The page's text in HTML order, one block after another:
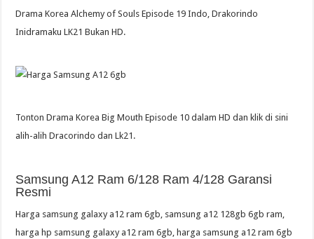
Drama Korea Alchemy of Souls Episode 19 Indo, Drakorindo
Inidramaku LK21 Bukan HD.
Tonton Drama Korea Big Mouth Episode 10 dalam HD dan klik di sini
alih-alih Dracorindo dan Lk21.
Samsung A12 Ram 6/128 Ram 4/128 Garansi
Resmi
Harga samsung galaxy a12 ram 6gb, samsung a12 128gb 6gb ram,
harga hp samsung galaxy a12 ram 6gb, harga samsung a12 ram 6gb